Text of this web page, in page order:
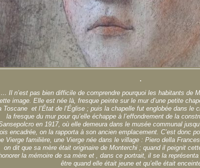
.
Il n’est pas bien difficile de comprendre pourquoi les habitants de
image. Elle est née là, fresque peinte sur le mur d’une petite
Toscane et l’État de l’Église ; puis la chapelle fut englobée dans le
la fresque du mur pour qu’elle échappe à l’effondrement de la
en 1917, où elle demeura dans le musée communal
encadrée, on la rapporta à son ancien emplacement. C’est donc
Vierge familière, une Vierge née dans le village : Piero della
on dit que sa mère était originaire de Monterchi ; quand il peignit
la mémoire de sa mère et , dans ce portrait, il se la
être quand elle était jeune et qu’elle était